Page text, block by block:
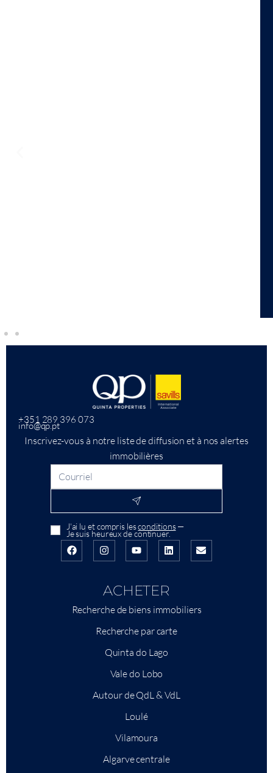
+351 289 396 073
info@qp.pt
Inscrivez-vous à notre liste de diffusion et à nos alertes
immobilières
J'ai lu et compris lesconditions—
Je suis heureux de continuer.
ACHETER
Recherche de biens immobiliers
Recherche par carte
Quinta do Lago
Vale do Lobo
Autour de QdL & VdL
Loulé
Vilamoura
Algarve centrale